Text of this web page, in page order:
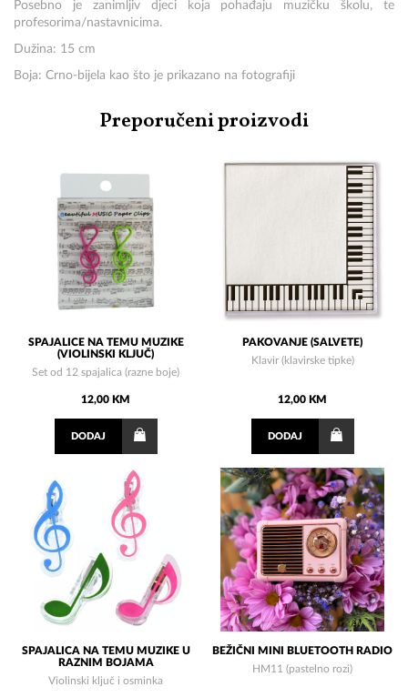
Posebno je zanimljiv djeci koja pohađaju muzičku školu, te
profesorima/nastavnicima.
Dužina: 15 cm
Boja: Crno-bijela kao što je prikazano na fotografiji
Preporučeni proizvodi
SPAJALICE NA TEMU MUZIKE
(VIOLINSKI KLJUČ)
Set od 12 spajalica (razne boje)
12,00 KM
DODAJ
PAKOVANJE (SALVETE)
Klavir (klavirske tipke)
12,00 KM
DODAJ
SPAJALICA NA TEMU MUZIKE U
RAZNIM BOJAMA
Violinski ključ i osminka
BEŽIČNI MINI BLUETOOTH RADIO
HM11 (pastelno rozi)